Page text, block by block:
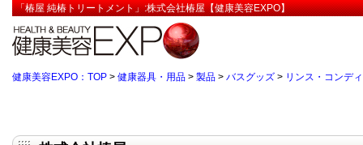
「椿屋 純椿トリートメント」:株式会社椿屋【健康美容EXPO】
健康美容EXPO：TOP > 健康器具・用品 > 製品 > バスグッズ > リンス・コンデ